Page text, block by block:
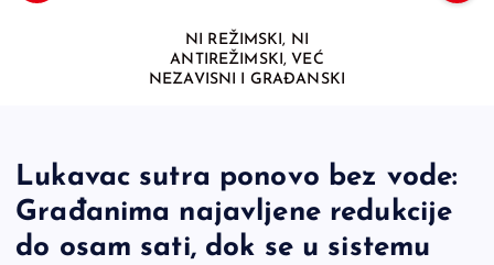
NI REŽIMSKI, NI
ANTIREŽIMSKI, VEĆ
NEZAVISNI I GRAĐANSKI
Lukavac sutra ponovo bez vode:
Građanima najavljene redukcije
do osam sati, dok se u sistemu